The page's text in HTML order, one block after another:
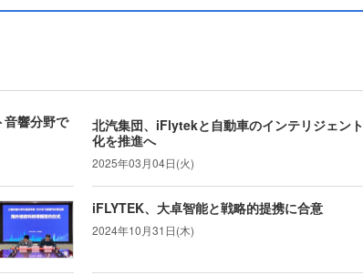
音響分野で
北汽集団、iFlytekと自動車のインテリジェント
化を推進へ
2025年03月04日(火)
iFLYTEK、大卓智能と戦略的提携に合意
2024年10月31日(木)